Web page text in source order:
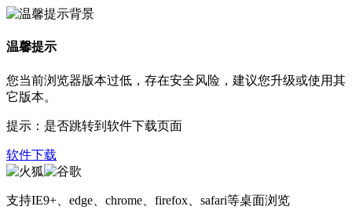
温馨提示
您当前浏览器版本过低，存在安全风险，建议您升级或使用其
它版本。
提示：是否跳转到软件下载页面
软件下载
支持IE9+、edge、chrome、firefox、safari等桌面浏览